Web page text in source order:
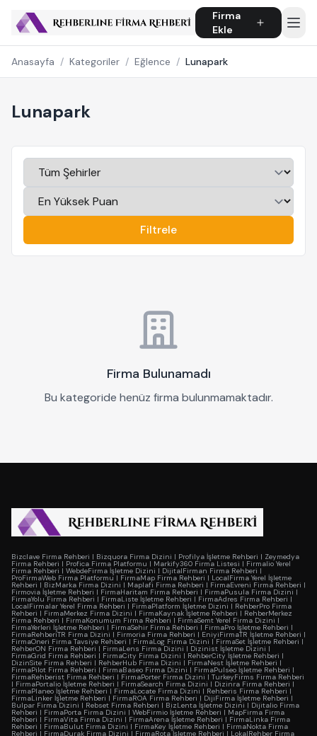
Firma
Ekle
Anasayfa / Kategoriler / Eğlence / Lunapark
Lunapark
Filtrele
Firma Bulunamadı
Bu kategoride henüz firma bulunmamaktadır.
Bizclave Firma Rehberi | Bizquora Firma Dizini | Profilya İşletme Rehberi | Zeymedya
Firma Rehberi | Profica Firma Platformu | Markify360 Firma Listesi | Firmalio Yerel
Firma Rehberi | WebdeFirma İşletme Dizini | DijitalFirman Firma Rehberi |
ProFirmaWeb Firma Platformu | FirmaMap Firma Rehberi | LocalFirma Yerel İşletme
Rehberi | BizMarka Firma Dizini | Maplafi Firma Rehberi | FirmaEvreni Firma Rehberi |
Firmovia İşletme Rehberi | FirmaHaritam Firma Rehberi | FirmaPusula Firma Dizini |
FirmaYolu Firma Rehberi | FirmaListe İşletme Rehberi | FirmaAdres Firma Rehberi |
LocalFirmalar Yerel Firma Rehberi | FirmaPlatform İşletme Dizini | RehberPro Firma
Rehberi | FirmaMerkez Firma Dizini | FirmaKaynak İşletme Rehberi | RehberMerkez
Firma Rehberi | FirmaKonumum Firma Rehberi | FirmaSemt Yerel Firma Dizini |
FirmaYerleri İşletme Rehberi | FirmaSehir Firma Rehberi | FirmaPro İşletme Rehberi |
FirmaRehberiTR Firma Dizini | Firmoria Firma Rehberi | EniyiFirmaTR İşletme Rehberi |
FirmaOneri Firma Tavsiye Rehberi | FirmaLog Firma Dizini |FirmaSet İşletme Rehberi |
RehberON Firma Rehberi | FirmaLens Firma Dizini | Dizinist İşletme Dizini |
FirmaGrid Firma Rehberi | FirmaCity Firma Dizini | RehberCity İşletme Rehberi |
DizinSite Firma Rehberi | RehberHub Firma Dizini | FirmaNest İşletme Rehberi |
FirmaPilot Firma Rehberi | FirmaBaseo Firma Dizini | FirmaPulseo İşletme Rehberi |
FirmaRehberist Firma Rehberi | FirmaPorter Firma Dizini | TurkeyFirms Firma Rehberi
| FirmaPortalio İşletme Rehberi | FirmaSearch Firma Dizini | Dizinra Firma Rehberi |
FirmaPlaneo İşletme Rehberi | FirmaLocate Firma Dizini | Rehberis Firma Rehberi |
FirmaLinker İşletme Rehberi | FirmaROA Firma Rehberi | DijiFirma İşletme Rehberi |
Bulpar Firma Dizini | Rebset Firma Rehberi | BizLenta İşletme Dizini | Dijitalio Firma
Rehberi | FirmaPorta Firma Dizini | WebFirmio İşletme Rehberi | MapFirma Firma
Rehberi | FirmaVita Firma Dizini | FirmaArena İşletme Rehberi | FirmaLinka Firma
Rehberi | FirmaBulut Firma Dizini | FirmaKey İşletme Rehberi | FirmaNokta Firma
Rehberi | FirmaDurak Firma Dizini | FirmaRota İşletme Rehberi | LokalRehber Firma